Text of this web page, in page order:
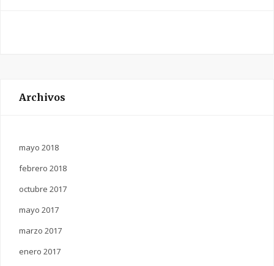
Archivos
mayo 2018
febrero 2018
octubre 2017
mayo 2017
marzo 2017
enero 2017